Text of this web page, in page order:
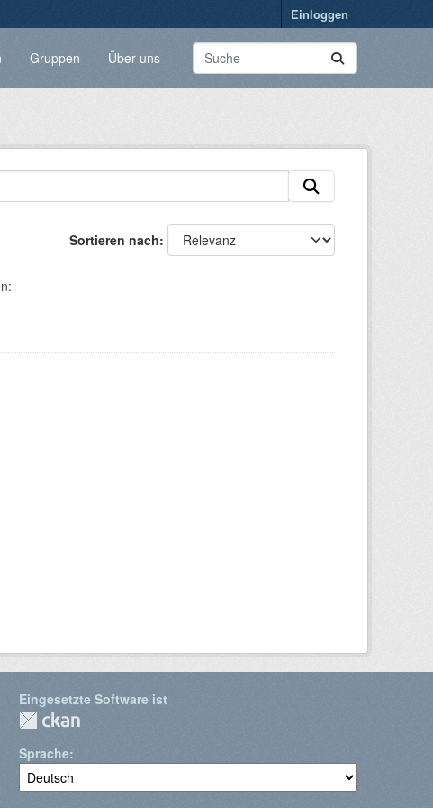
Einloggen
Gruppen Über uns
Sortieren nach
Eingesetzte Software ist
Sprache